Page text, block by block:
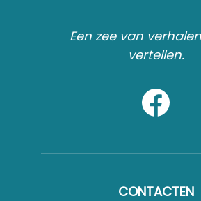
Een zee van
vertellen.
CONTACTEN